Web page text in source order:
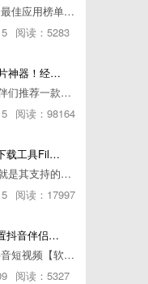
2022年Win10/11最佳应用榜单出炉！ 你都用过几个？
阅读：5283
成年人最爱的看片神器！经久耐用-白嫖全网资源
鸭梨就来给小伙伴们推荐一款经久耐用的良心播放器，资源齐全无广告，可以放心使用~
阅读：98164
比IDM更好用的下载工具File Centipede文件蜈蚣-秒杀迅雷-直接飞起！
它的最大特点，就是其支持的下载协议几乎是市面上最全面的，包括HTTP/FTP、BT种子、磁力链接，m3u8流任务（AES-128解密）。
阅读：17997
抖音v11.8.0_内置抖音伴侣/视频去水印
【软件名称】 抖音短视频【软件版本】 11.8.0【软件大小】 83.74M【是否Root】不需要【测试机型】PCML10 [oppo Reno Ace]【文字介绍】 抖音短视频app是一款很有意思娱
阅读：5327